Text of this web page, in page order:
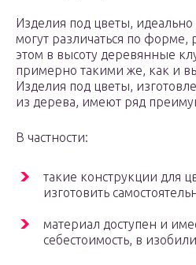
Изделия под цветы,
могут различаться по
этом в высоту деревянные
примерно такими же, как и
Изделия под цветы,
из дерева, имеют ряд
В частности:
такие конструкции для
изготовить
материал доступен и
себестоимость, в